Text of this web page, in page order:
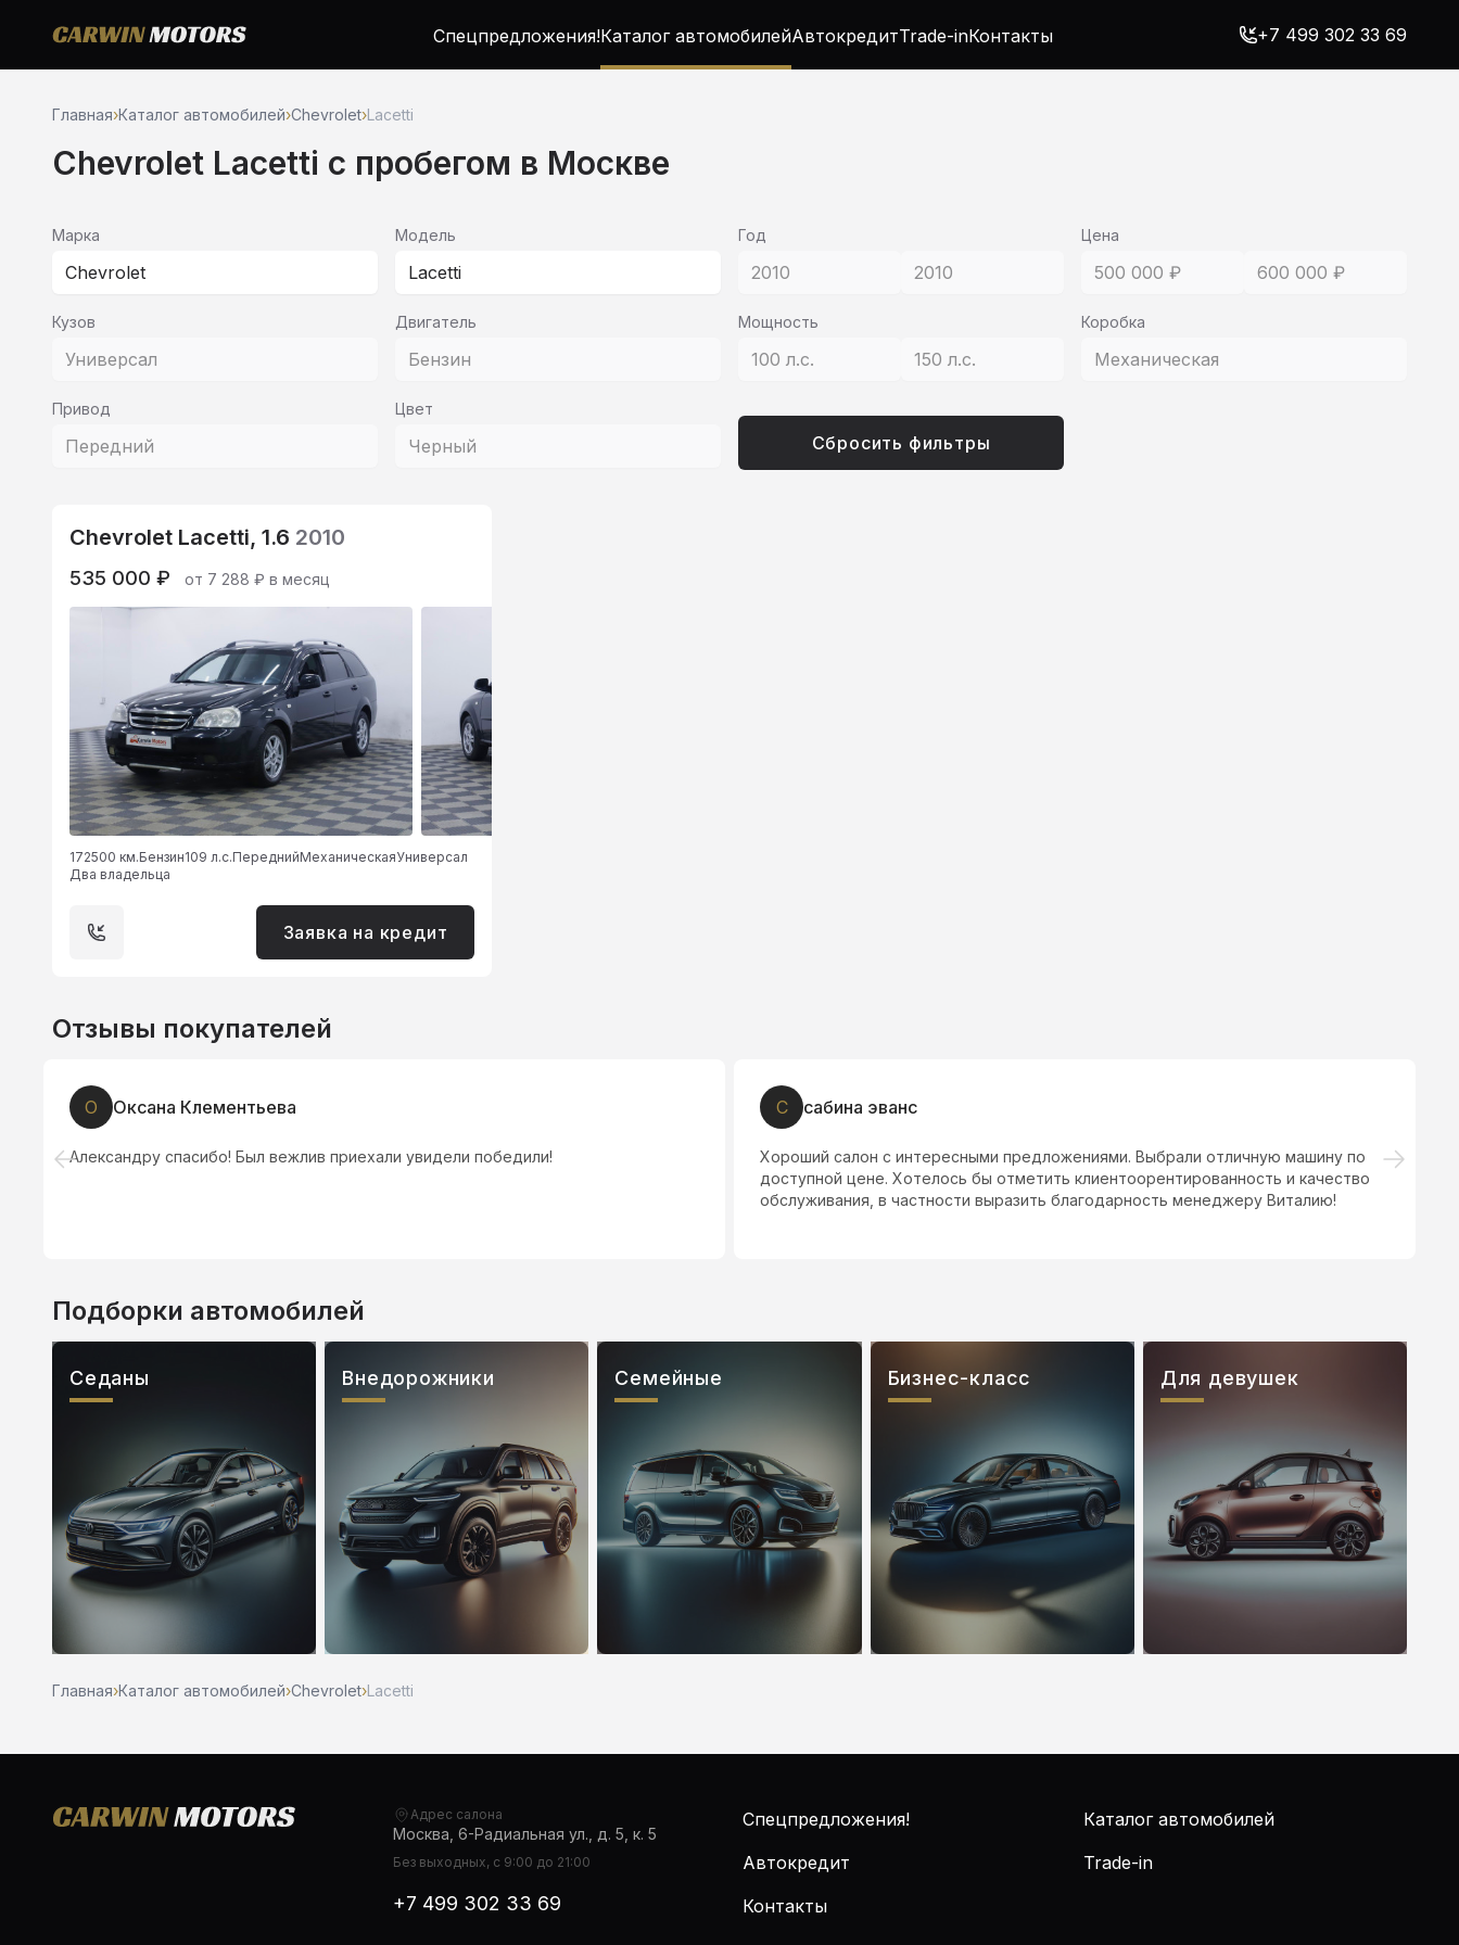
Спецпредложения!Каталог автомобилейАвтокредитTrade-inКонтакты +7 499 302 33 69
Главная›Каталог автомобилей›Chevrolet›Lacetti
Chevrolet Lacetti c пробегом в Москве
Марка
Chevrolet
Модель
Lacetti
Год
2010 2010
Цена
500 000 ₽ 600 000 ₽
Кузов
Универсал
Двигатель
Бензин
Мощность
100 л.с. 150 л.с.
Коробка
Механическая
Привод
Передний
Цвет
Черный Сбросить фильтры
Chevrolet Lacetti, 1.6 2010
535 000 ₽ от 7 288 ₽ в месяц
172500 км.Бензин109 л.с.ПереднийМеханическаяУниверсал
Два владельца
Заявка на кредит
Отзывы покупателей
О Оксана Клементьева
Александру спасибо! Был вежлив приехали увидели победили!
С сабина эванс
Хороший салон с интересными предложениями. Выбрали отличную машину по
доступной цене. Хотелось бы отметить клиентоорентированность и качество
обслуживания, в частности выразить благодарность менеджеру Виталию!
Подборки автомобилей
Седаны Внедорожники Семейные Бизнес-класс Для девушек
Главная›Каталог автомобилей›Chevrolet›Lacetti
Адрес салона
Москва, 6-Радиальная ул., д. 5, к. 5
Без выходных, с 9:00 до 21:00
+7 499 302 33 69
Спецпредложения!
Каталог автомобилей
Автокредит
Trade-in
Контакты